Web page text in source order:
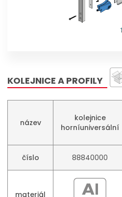
KOLEJNICE A PROFILY
název
kolejnice
horníuniversální
číslo 88840000
materiál